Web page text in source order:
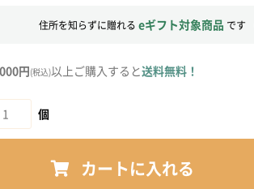
住所を知らずに贈れる eギフト対象商品 です
円(税込)以上ご購入すると送料無料！
個
カートに入れる